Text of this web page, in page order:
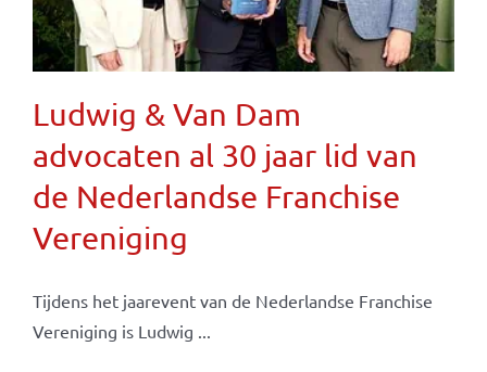
Ludwig & Van Dam
advocaten al 30 jaar lid van
de Nederlandse Franchise
Vereniging
Tijdens het jaarevent van de Nederlandse Franchise
Vereniging is Ludwig ...